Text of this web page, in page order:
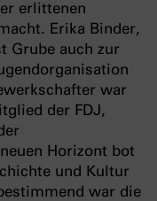
erlittenen
Erika Binder,
Grube auch zur
war
der FDJ,
Horizont bot
und Kultur
war die